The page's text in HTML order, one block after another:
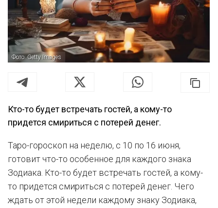
Фото: Getty Images
Кто-то будет встречать гостей, а кому-то
придется смириться с потерей денег.
Таро-гороскоп на неделю, с 10 по 16 июня,
готовит что-то особенное для каждого знака
Зодиака. Кто-то будет встречать гостей, а кому-
то придется смириться с потерей денег. Чего
ждать от этой недели каждому знаку Зодиака,